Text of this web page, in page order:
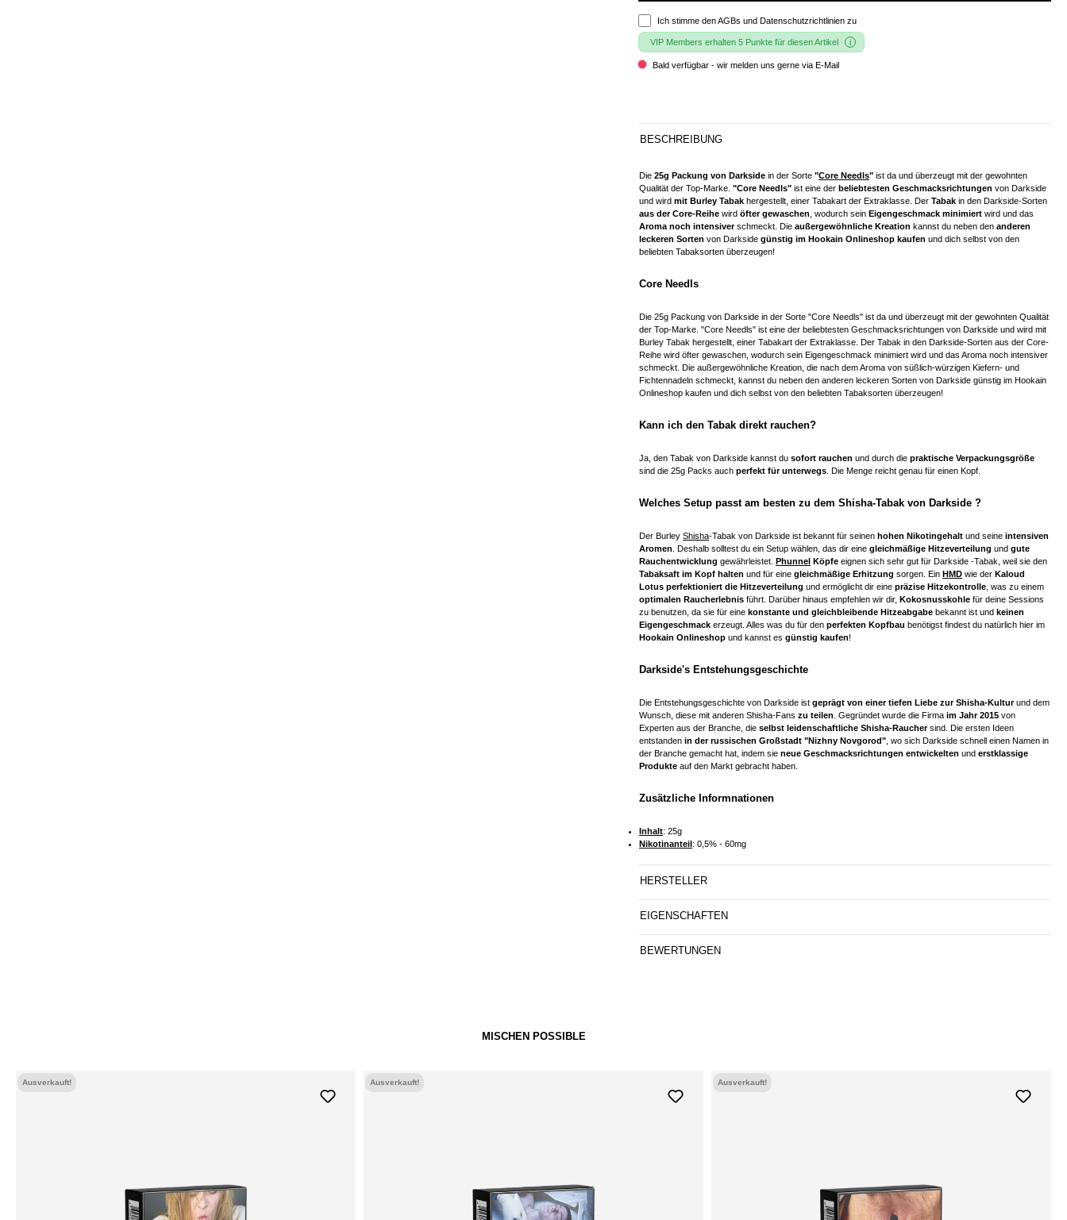
Ich stimme denAGBs und Datenschutzrichtlinien zu
VIP Members erhalten 5 Punkte für diesen Artikel
Bald verfügbar - wir melden uns gerne via E-Mail
BESCHREIBUNG
Die 25g Packung von Darkside in der Sorte "Core Needls" ist da und überzeugt mit der gewohnten
Qualität der Top-Marke. "Core Needls" ist eine der beliebtesten Geschmacksrichtungen von Darkside
und wird mit Burley Tabak hergestellt, einer Tabakart der Extraklasse. Der Tabak in den Darkside-Sorten
aus der Core-Reihe wird öfter gewaschen , wodurch sein Eigengeschmack minimiert wird und das
Aroma noch intensiverschmeckt. Die außergewöhnliche Kreation kannst du neben den anderen
leckeren Sorten von Darkside günstig im Hookain Onlineshop kaufen und dich selbst von den
beliebten Tabaksorten überzeugen!
Core Needls
Die 25g Packung von Darkside in der Sorte "Core Needls" ist da und überzeugt mit der gewohnten Qualität
der Top-Marke. "Core Needls" ist eine der beliebtesten Geschmacksrichtungen von Darkside und wird mit
Burley Tabak hergestellt, einer Tabakart der Extraklasse. Der Tabak in den Darkside-Sorten aus der Core-
Reihe wird öfter gewaschen, wodurch sein Eigengeschmack minimiert wird und das Aroma noch intensiver
schmeckt. Die außergewöhnliche Kreation, die nach dem Aroma von süßlich-würzigen Kiefern- und
Fichtennadeln schmeckt, kannst du neben den anderen leckeren Sorten von Darkside günstig im Hookain
Onlineshop kaufen und dich selbst von den beliebten Tabaksorten überzeugen!
Kann ich den Tabak direkt rauchen?
Ja, den Tabak von Darkside kannst du sofort rauchen und durch die praktische Verpackungsgröße
sind die 25g Packs auch perfekt für unterwegs . Die Menge reicht genau für einen Kopf.
Welches Setup passt am besten zu dem Shisha-Tabak von Darkside ?
Der Burley Shisha-Tabak von Darkside ist bekannt für seinen hohen Nikotingehalt und seine intensiven
Aromen . Deshalb solltest du ein Setup wählen, das dir eine gleichmäßige Hitzeverteilung und gute
Rauchentwicklung gewährleistet. Phunnel Köpfe eignen sich sehr gut für Darkside -Tabak, weil sie den
Tabaksaft im Kopf halten und für eine gleichmäßige Erhitzung sorgen. Ein HMD wie der Kaloud
Lotus perfektioniert die Hitzeverteilung und ermöglicht dir eine präzise Hitzekontrolle , was zu einem
optimalen Raucherlebnis führt. Darüber hinaus empfehlen wir dir, Kokosnusskohle für deine Sessions
zu benutzen, da sie für eine konstante und gleichbleibende Hitzeabgabe bekannt ist und keinen
Eigengeschmack erzeugt. Alles was du für den perfekten Kopfbau benötigst findest du natürlich hier im
Hookain Onlineshop und kannst es günstig kaufen!
Darkside's Entstehungsgeschichte
Die Entstehungsgeschichte von Darkside ist geprägt von einer tiefen Liebe zur Shisha-Kulturund dem
Wunsch, diese mit anderen Shisha-Fans zu teilen . Gegründet wurde die Firma im Jahr 2015 von
Experten aus der Branche, die selbst leidenschaftliche Shisha-Rauchersind. Die ersten Ideen
entstanden in der russischen Großstadt "Nizhny Novgorod" , wo sich Darkside schnell einen Namen in
der Branche gemacht hat, indem sie neue Geschmacksrichtungen entwickelten und erstklassige
Produkte auf den Markt gebracht haben.
Zusätzliche Informnationen
Inhalt: 25g
Nikotinanteil: 0,5% - 60mg
HERSTELLER
EIGENSCHAFTEN
BEWERTUNGEN
MISCHEN POSSIBLE
Ausverkauft! Ausverkauft! Ausverkauft!